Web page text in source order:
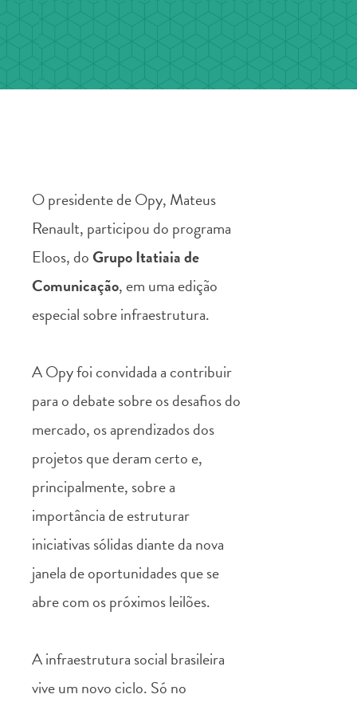
O presidente de Opy, Mateus
Renault, participou do programa
Eloos, doGrupo Itatiaia de
Comunicação, em uma edição
especial sobre infraestrutura.
A Opy foi convidada a contribuir
para o debate sobre os desafios do
mercado, os aprendizados dos
projetos que deram certo e,
principalmente, sobre a
importância de estruturar
iniciativas sólidas diante da nova
janela de oportunidades que se
abre com os próximos leilões.
A infraestrutura social brasileira
vive um novo ciclo. Só no